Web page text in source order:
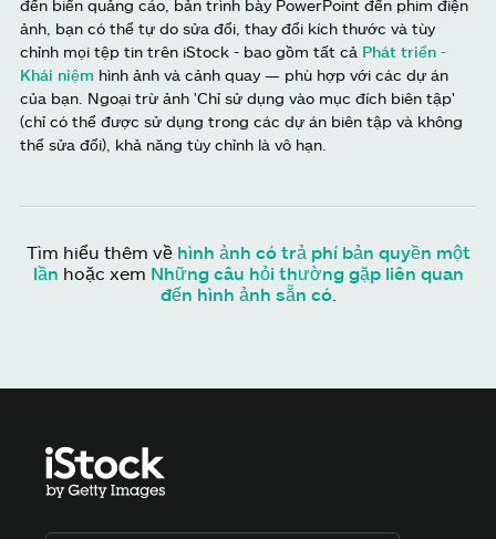
đến biển quảng cáo, bản trình bày PowerPoint đến phim điện
ảnh, bạn có thể tự do sửa đổi, thay đổi kích thước và tùy
chỉnh mọi tệp tin trên iStock - bao gồm tất cả Phát triển -
Khái niệm hình ảnh và cảnh quay — phù hợp với các dự án
của bạn. Ngoại trừ ảnh 'Chỉ sử dụng vào mục đích biên tập'
(chỉ có thể được sử dụng trong các dự án biên tập và không
thể sửa đổi), khả năng tùy chỉnh là vô hạn.
Tìm hiểu thêm về hình ảnh có trả phí bản quyền một
lần hoặc xem Những câu hỏi thường gặp liên quan
đến hình ảnh sẵn có.